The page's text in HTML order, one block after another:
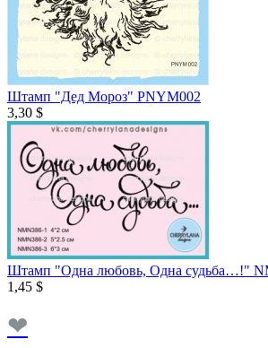
Штамп "Дед Мороз" PNYM002
3,30 $
Штамп "Одна любовь, Одна судьба…!"
1,45 $
❤